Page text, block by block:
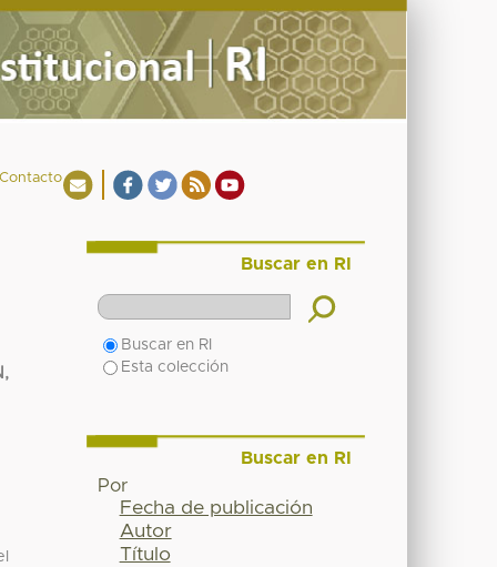
Buscar en RI
Buscar en RI
Esta colección
Buscar en RI
Por
Fecha de publicación
Autor
Título